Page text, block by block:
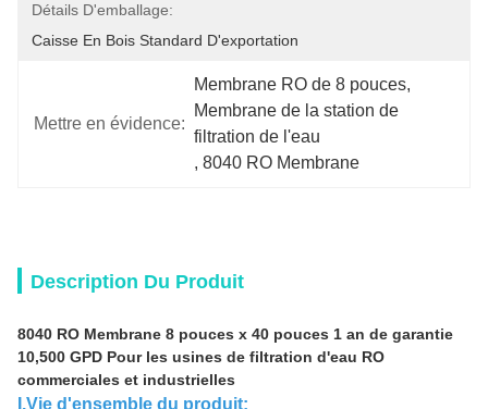
Détails D'emballage:
Caisse En Bois Standard D'exportation
Mettre en évidence:
Membrane RO de 8 pouces,
Membrane de la station de
filtration de l'eau
, 8040 RO Membrane
Description Du Produit
8040 RO Membrane 8 pouces x 40 pouces 1 an de garantie
10,500 GPD Pour les usines de filtration d'eau RO
commerciales et industrielles
I.Vie d'ensemble du produit: